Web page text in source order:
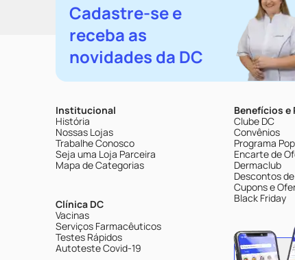
Cadastre-se e
receba as
novidades da DC
Institucional
História
Nossas Lojas
Trabalhe Conosco
Seja uma Loja Parceira
Mapa de Categorias
Clínica DC
Vacinas
Serviços Farmacêuticos
Testes Rápidos
Autoteste Covid-19
Benefícios e
Clube DC
Convênios
Programa
Encarte de
Dermaclub
Descontos
Cupons e
Black Friday